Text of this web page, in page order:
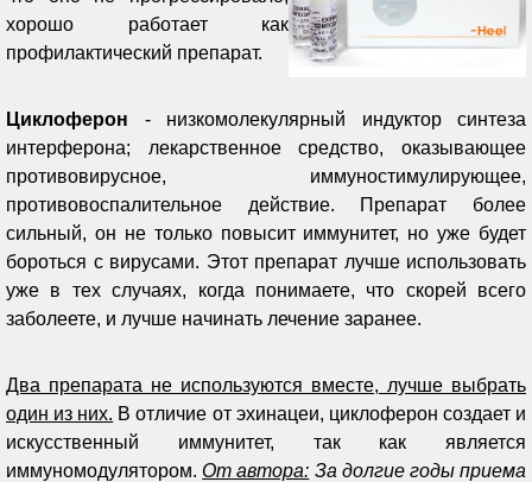
хорошо работает как
профилактический препарат.
Циклоферон - низкомолекулярный индуктор синтеза
интерферона; лекарственное средство, оказывающее
противовирусное, иммуностимулирующее,
противовоспалительное действие. Препарат более
сильный, он не только повысит иммунитет, но уже будет
бороться с вирусами. Этот препарат лучше использовать
уже в тех случаях, когда понимаете, что скорей всего
заболеете, и лучше начинать лечение заранее.
Два препарата не используются вместе, лучше выбрать
один из них. В отличие от эхинацеи, циклоферон создает и
искусственный иммунитет, так как является
иммуномодулятором.От автора: За долгие годы приема